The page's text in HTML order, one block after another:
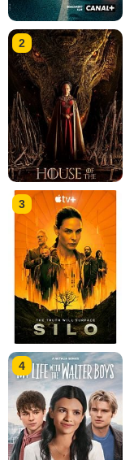
2
3
4